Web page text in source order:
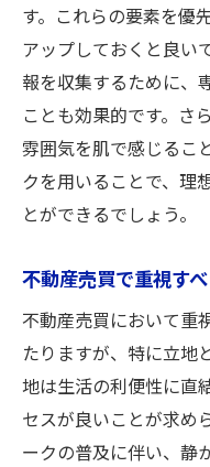
す。これらの要素を優
アップしておくと良い
報を収集するために、
ことも効果的です。さ
雰囲気を肌で感じるこ
クを用いることで、理
とができるでしょう。
不動産売買で重視す
不動産売買において重
たりますが、特に立地
地は生活の利便性に直
セスが良いことが求め
ークの普及に伴い、静